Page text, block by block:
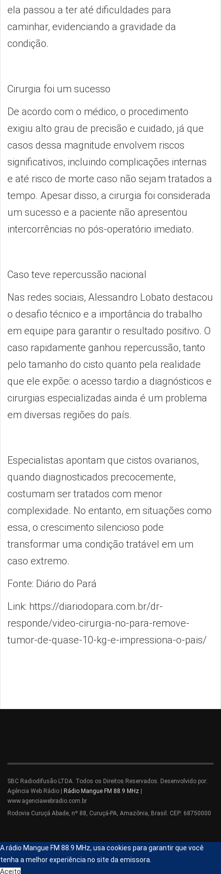
ela passou a ter até dificuldades para
caminhar, evidenciando a gravidade da
condição.
Cirurgia foi um sucesso
De acordo com o médico, o procedimento
exigiu alto grau de precisão e cuidado, já que
casos dessa magnitude envolvem riscos
significativos, incluindo complicações internas
e até risco de morte caso não sejam tratados a
tempo. Apesar disso, a cirurgia foi considerada
um sucesso e a paciente não apresentou
intercorrências no pós-operatório imediato.
Caso teve repercussão nacional
Nas redes sociais, Alessandro Lobato destacou
o desafio técnico e a importância do trabalho
em equipe para garantir o resultado positivo. O
caso rapidamente ganhou repercussão, tanto
pelo tamanho do cisto quanto pela realidade
que ele expõe: o acesso tardio a diagnósticos e
cirurgias especializadas ainda é um problema
em diversas regiões do país.
Especialistas apontam que cistos ovarianos,
quando diagnosticados precocemente,
costumam ser tratados com menor
complexidade. No entanto, em situações como
essa, o crescimento silencioso pode
transformar uma condição tratável em um
caso extremo.
Fonte: Diário do Pará
Link: https://diariodopara.com.br/dr-
responde/video-cirurgia-no-para-remove-
tumor-de-quase-10-kg-e-impressiona-o-pais/
SBC Radiodifusão LTDA. Todos os Direitos Reservados. Desenvolvido por:
Agência Web Rádio |
Rádio Mangue FM 88.9 MHz
www.agenciawebradio.com.br
Rodovia Curuçá Abade, nº 88, Curuçá-PA, Amazônia, Brasil. CEP: 68750000
A rádio Mangue FM 88.9 MHz, usa cookies para garantir que você
tenha a melhor experiência no site da emissora.
Aceito